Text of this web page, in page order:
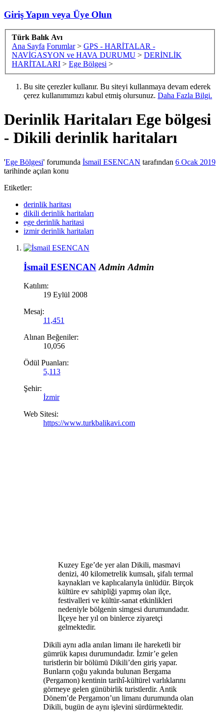
Giriş Yapın veya Üye Olun
Türk Balık Avı
Ana Sayfa Forumlar > GPS - HARİTALAR -
NAVİGASYON ve HAVA DURUMU > DERİNLİK
HARİTALARI > Ege Bölgesi >
Bu site çerezler kullanır. Bu siteyi kullanmaya devam ederek
çerez kullanımımızı kabul etmiş olursunuz. Daha Fazla Bilgi.
Derinlik Haritaları Ege bölgesi
- Dikili derinlik haritaları
'Ege Bölgesi' forumunda İsmail ESENCAN tarafından 6 Ocak 2019
tarihinde açılan konu
Etiketler:
derinlik haritası
dikili derinlik haritaları
ege derinlik haritasi
izmir derinlik haritaları
İsmail ESENCAN Admin Admin
Katılım:
19 Eylül 2008
Mesaj:
11,451
Alınan Beğeniler:
10,056
Ödül Puanları:
5,113
Şehir:
İzmir
Web Sitesi:
https://www.turkbalikavi.com
Kuzey Ege’de yer alan Dikili, masmavi
denizi, 40 kilometrelik kumsalı, şifalı termal
kaynakları ve kaplıcalarıyla ünlüdür. Birçok
kültüre ev sahipliği yapmış olan ilçe,
festivalleri ve kültür-sanat etkinlikleri
nedeniyle bölgenin simgesi durumundadır.
İlçeye her yıl on binlerce ziyaretçi
gelmektedir.​
Dikili aynı adla anılan limanı ile hareketli bir
gümrük kapısı durumundadır. İzmir’e gelen
turistlerin bir bölümü Dikili’den giriş yapar.
Bunların çoğu yakında bulunan Bergama
(Pergamon) kentinin tarihî-kültürel varlıklarını
görmeye gelen günübirlik turistlerdir. Antik
Dönem’de Pergamon’un limanı durumunda olan
Dikili, bugün de aynı işlevini sürdürmektedir.